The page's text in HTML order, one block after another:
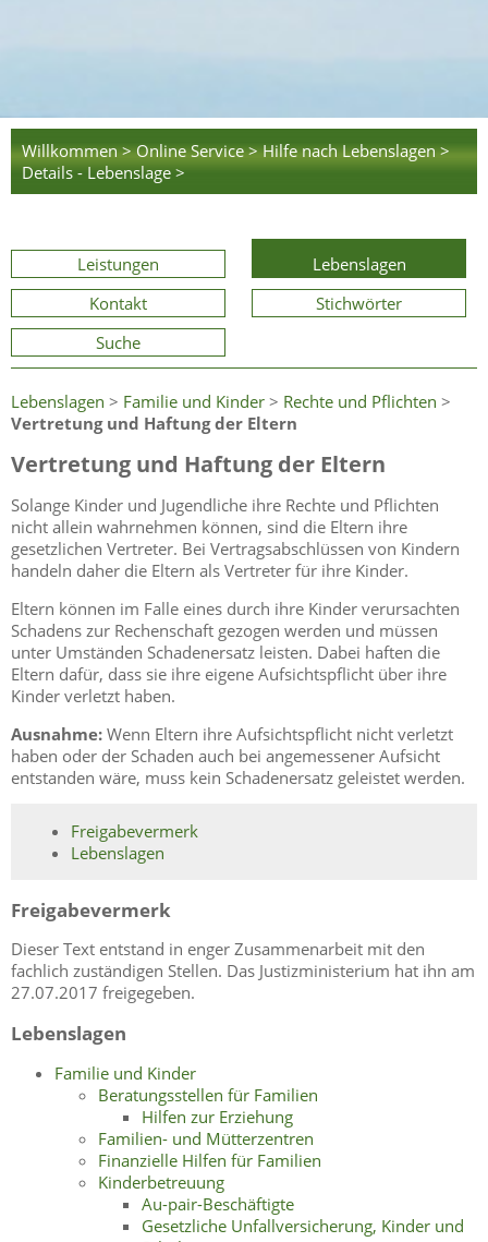
Willkommen > Online Service > Hilfe nach Lebenslagen >
Details - Lebenslage >
Leistungen
Lebenslagen
Kontakt
Stichwörter
Suche
Lebenslagen > Familie und Kinder > Rechte und Pflichten >
Vertretung und Haftung der Eltern
Vertretung und Haftung der Eltern
Solange Kinder und Jugendliche ihre Rechte und Pflichten
nicht allein wahrnehmen können, sind die Eltern ihre
gesetzlichen Vertreter. Bei Vertragsabschlüssen von Kindern
handeln daher die Eltern als Vertreter für ihre Kinder.
Eltern können im Falle eines durch ihre Kinder verursachten
Schadens zur Rechenschaft gezogen werden und müssen
unter Umständen Schadenersatz leisten. Dabei haften die
Eltern dafür, dass sie ihre eigene Aufsichtspflicht über ihre
Kinder verletzt haben.
Ausnahme: Wenn Eltern ihre Aufsichtspflicht nicht verletzt
haben oder der Schaden auch bei angemessener Aufsicht
entstanden wäre, muss kein Schadenersatz geleistet werden.
Freigabevermerk
Lebenslagen
Freigabevermerk
Dieser Text entstand in enger Zusammenarbeit mit den
fachlich zuständigen Stellen. Das Justizministerium hat ihn am
27.07.2017 freigegeben.
Lebenslagen
Familie und Kinder
Beratungsstellen für Familien
Hilfen zur Erziehung
Familien- und Mütterzentren
Finanzielle Hilfen für Familien
Kinderbetreuung
Au-pair-Beschäftigte
Gesetzliche Unfallversicherung, Kinder und